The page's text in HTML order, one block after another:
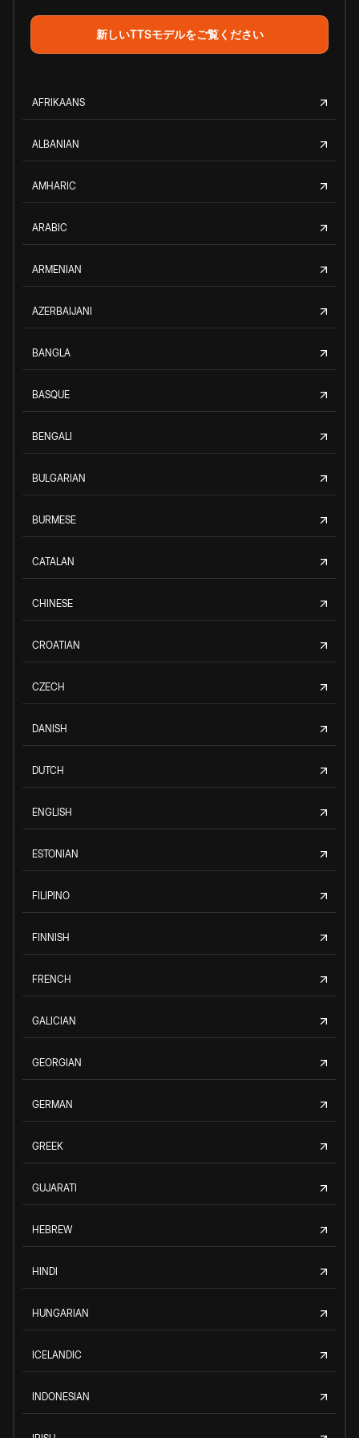
新しいTTSモデルをご覧ください
AFRIKAANS
ALBANIAN
AMHARIC
ARABIC
ARMENIAN
AZERBAIJANI
BANGLA
BASQUE
BENGALI
BULGARIAN
BURMESE
CATALAN
CHINESE
CROATIAN
CZECH
DANISH
DUTCH
ENGLISH
ESTONIAN
FILIPINO
FINNISH
FRENCH
GALICIAN
GEORGIAN
GERMAN
GREEK
GUJARATI
HEBREW
HINDI
HUNGARIAN
ICELANDIC
INDONESIAN